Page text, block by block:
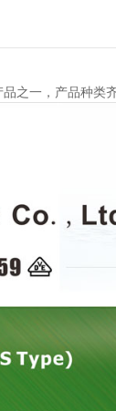
之一，产品种类